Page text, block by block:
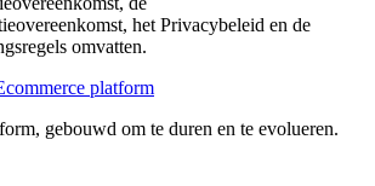
het Privacybeleid en de
omvatten.
gebouwd om te duren en te evolueren.